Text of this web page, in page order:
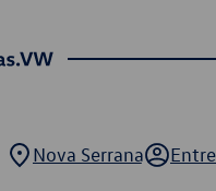
Nova Serrana